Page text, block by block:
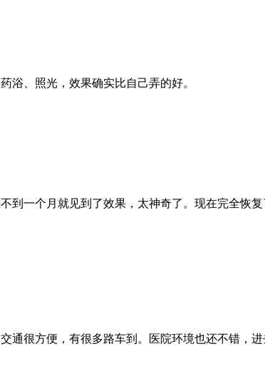
浴、照光，效果确实比自己弄的好。
到一个月就见到了效果，太神奇了。现在完全恢
通很方便，有很多路车到。医院环境也还不错，